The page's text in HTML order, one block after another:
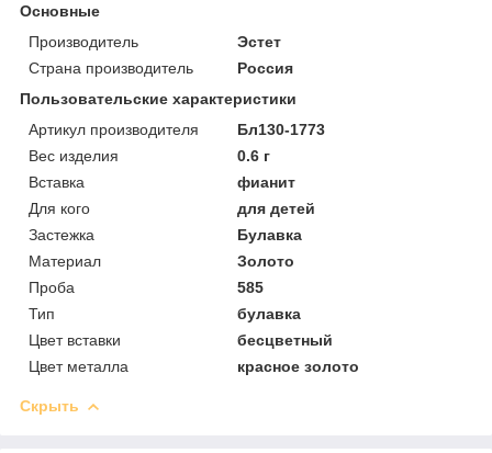
Основные
Производитель
Эстет
Страна производитель
Россия
Пользовательские характеристики
Артикул производителя
Бл130-1773
Вес изделия
0.6 г
Вставка
фианит
Для кого
для детей
Застежка
Булавка
Материал
Золото
Проба
585
Тип
булавка
Цвет вставки
бесцветный
Цвет металла
красное золото
Скрыть